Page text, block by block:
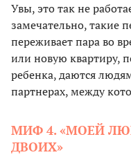
Увы, это так не
замечательно, такие
переживает пара во
или новую квартиру,
ребенка, даются
партнерах, между
МИФ 4. «МОЕЙ
ДВОИХ»